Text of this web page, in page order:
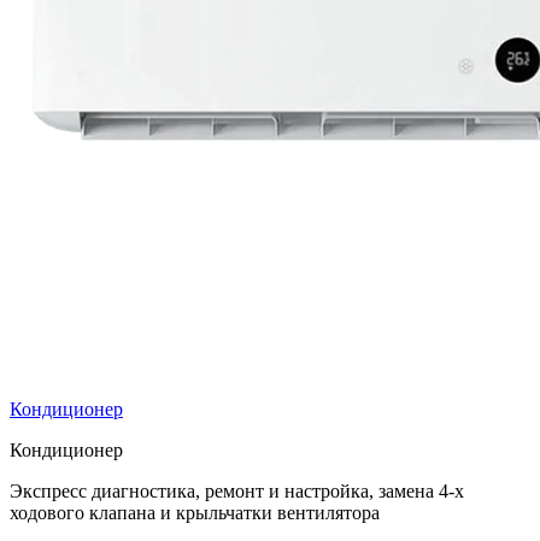
Кондиционер
Кондиционер
Экспресс диагностика, ремонт и настройка, замена 4-х
ходового клапана и крыльчатки вентилятора